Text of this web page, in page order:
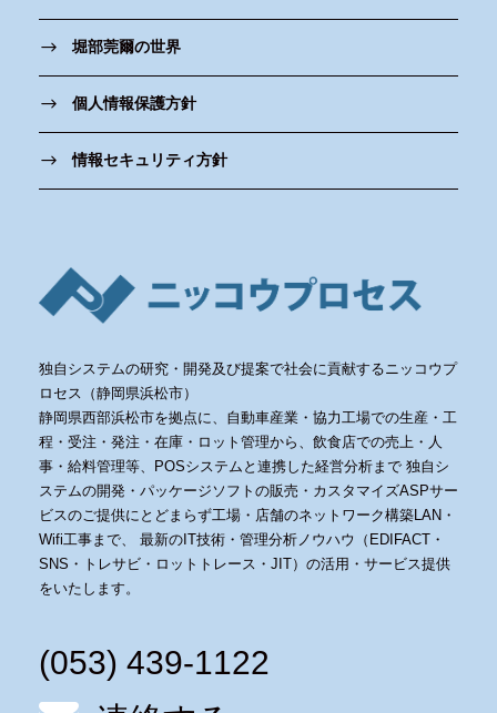
堀部莞爾の世界
個人情報保護方針
情報セキュリティ方針
独自システムの研究・開発及び提案で社会に貢献するニッコウプ
ロセス（静岡県浜松市）
静岡県西部浜松市を拠点に、自動車産業・協力工場での生産・工
程・受注・発注・在庫・ロット管理から、飲食店での売上・人
事・給料管理等、POSシステムと連携した経営分析まで 独自シ
ステムの開発・パッケージソフトの販売・カスタマイズASPサー
ビスのご提供にとどまらず工場・店舗のネットワーク構築LAN・
Wifi工事まで、 最新のIT技術・管理分析ノウハウ（EDIFACT・
SNS・トレサビ・ロットトレース・JIT）の活用・サービス提供
をいたします。
(053) 439-1122